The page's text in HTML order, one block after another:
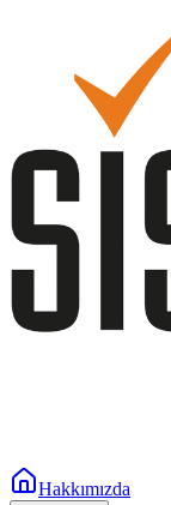
Hakkımızda